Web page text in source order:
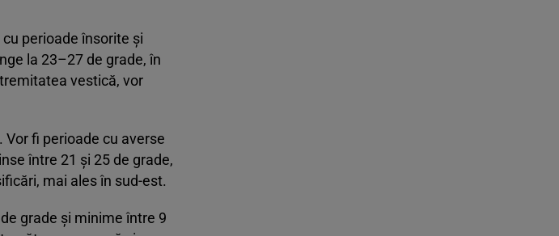
perioade însorite și
la 23–27 de grade, în
vestică, vor
fi perioade cu averse
între 21 și 25 de grade,
mai ales în sud-est.
grade și minime între 9